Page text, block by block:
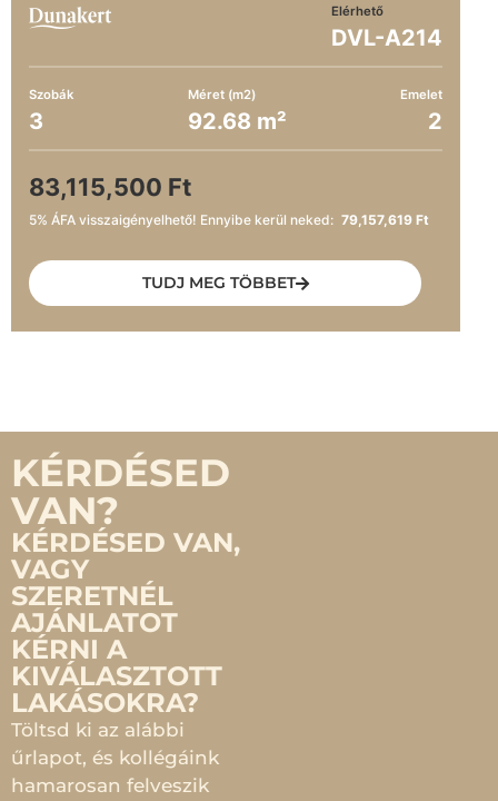
Elérhető
DVL-A214
Szobák
3
Méret (m2)
92.68 m²
Emelet
2
83,115,500 Ft
5% ÁFA visszaigényelhető! Ennyibe kerül neked: 79,157,619 Ft
TUDJ MEG TÖBBET
KÉRDÉSED
VAN?
KÉRDÉSED VAN,
VAGY
SZERETNÉL
AJÁNLATOT
KÉRNI A
KIVÁLASZTOTT
LAKÁSOKRA?
Töltsd ki az alábbi
űrlapot, és kollégáink
hamarosan felveszik